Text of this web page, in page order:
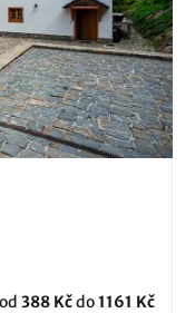
388 Kčdo1161 Kč